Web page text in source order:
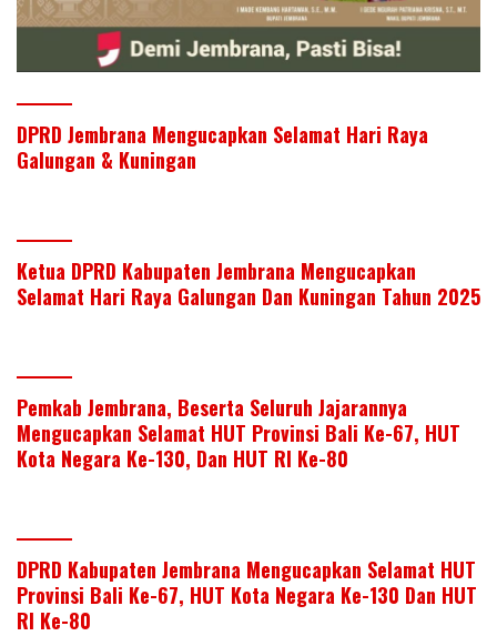
DPRD Jembrana Mengucapkan Selamat Hari Raya
Galungan & Kuningan
Ketua DPRD Kabupaten Jembrana Mengucapkan
Selamat Hari Raya Galungan Dan Kuningan Tahun 2025
Pemkab Jembrana, Beserta Seluruh Jajarannya
Mengucapkan Selamat HUT Provinsi Bali Ke-67, HUT
Kota Negara Ke-130, Dan HUT RI Ke-80
DPRD Kabupaten Jembrana Mengucapkan Selamat HUT
Provinsi Bali Ke-67, HUT Kota Negara Ke-130 Dan HUT
RI Ke-80